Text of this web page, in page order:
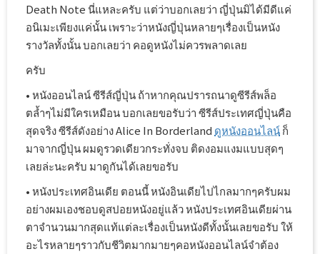
Death Note นี่แหละครับ แต่ว่าบอกเลยว่า ญี่ปุ่นมิได้มีดีแค่
อนิเมะเพียงแค่นั้น เพราะว่าหนังญี่ปุ่นหลายๆเรื่องเป็นหนัง
รางวัลทั้งนั้น บอกเลยว่า คอดูหนังไม่ควรพลาดเลย
ครับ
• หนังออนไลน์ ซีรีส์ญี่ปุ่น ถ้าหากคุณปรารถนาดูซีรีส์พล็อ
ตล้ำๆไม่มีใครเหมือน บอกเลยขอรับว่า ซีรีส์ประเทศญี่ปุ่นคือ
สุดจริง ซีรีส์ดังอย่าง Alice In Borderland ดูหนังออนไลน์ก็
มาจากญี่ปุ่น ผมดูรวดเดียวกระทั่งจบ ติดงอมแงมแบบสุดๆ
เลยล่ะนะครับ มาดูกันได้เลยขอรับ
• หนังประเทศอินเดีย ตอนนี้ หนังอินเดียไปไกลมากๆครับผม
อย่างผมเองชอบดูสปอยหนังอยู่แล้ว หนังประเทศอินเดียผ่าน
ตาจำนวนมากสุดแท้แต่ละเรื่องเป็นหนังดีทั้งนั้นเลยขอรับ ให้
อะไรหลายๆราวกับชีวิตมากมายๆคอหนังออนไลน์จำต้อง